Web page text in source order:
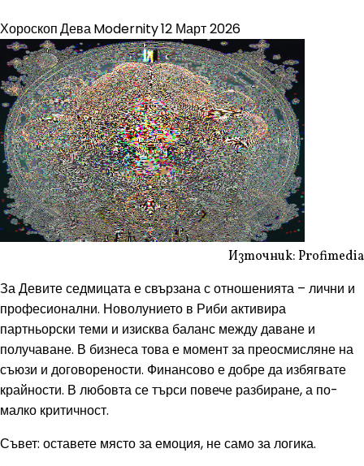
ХороскопДеваModernity12 Март 2026
Източник: Profimedia
За Девите седмицата е свързана с отношенията – лични и
професионални. Новолунието в Риби активира
партньорски теми и изисква баланс между даване и
получаване. В бизнеса това е момент за преосмисляне на
съюзи и договорености. Финансово е добре да избягвате
крайности. В любовта се търси повече разбиране, а по-
малко критичност.
Съвет: оставете място за емоция, не само за логика.